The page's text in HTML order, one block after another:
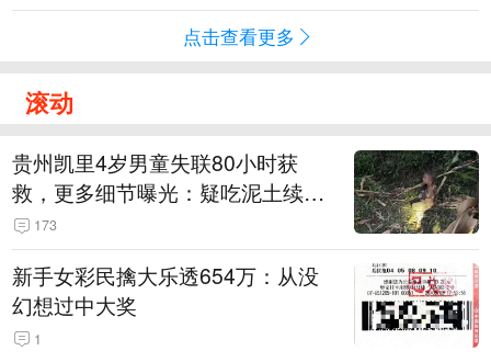
点击查看更多
滚动
贵州凯里4岁男童失联80小时获
救，更多细节曝光：疑吃泥土续
命，搜救至20米附近错过多找3天
173
新手女彩民擒大乐透654万：从没
幻想过中大奖
1